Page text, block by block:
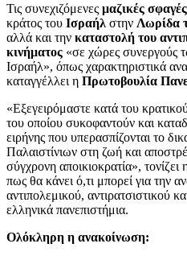
Τις συνεχιζόμενες μαζικές
κράτος του Ισραήλ στην Λωρίδα
αλλά και την καταστολή του
κινήματος «σε χώρες συνεργούς
Ισραήλ», όπως χαρακτηριστικά
καταγγέλλει η Πρωτοβουλία
«Εξεγειρόμαστε κατά του
του οποίου συκοφαντούν και
ειρήνης που υπερασπίζονται το
Παλαιστίνιων στη ζωή και
σύγχρονη αποικιοκρατία»,
πως θα κάνει ό,τι μπορεί για την
αντιπολεμικού, αντιρατσιστικού
ελληνικά πανεπιστήμια.
Ολόκληρη η ανακοίνωση: